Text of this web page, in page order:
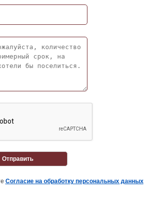
Отправить
Согласие на обработку персональных данных